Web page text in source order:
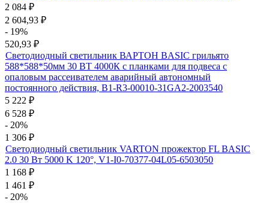
2 084 ₽
2 604,93 ₽
- 19%
520,93 ₽
Светодиодный светильник ВАРТОН BASIC грильято
588*588*50мм 30 ВТ 4000К с планками для подвеса с
опаловым рассеивателем аварийный автономный
постоянного действия, B1-R3-00010-31GA2-2003540
5 222 ₽
6 528 ₽
- 20%
1 306 ₽
Светодиодный светильник VARTON прожектор FL BASIC
2.0 30 Вт 5000 K 120°, V1-I0-70377-04L05-6503050
1 168 ₽
1 461 ₽
- 20%